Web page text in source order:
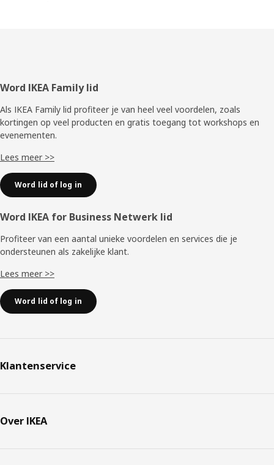
Voettekst
Word IKEA Family lid
Als IKEA Family lid profiteer je van heel veel voordelen, zoals
kortingen op veel producten en gratis toegang tot workshops en
evenementen.
Lees meer >>
Word lid of log in
Word IKEA for Business Netwerk lid
Profiteer van een aantal unieke voordelen en services die je
ondersteunen als zakelijke klant.
Lees meer >>
Word lid of log in
Klantenservice
Over IKEA